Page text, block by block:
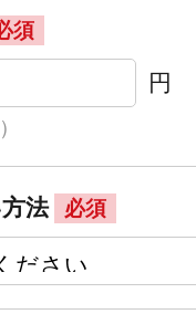
須
円
法 必須